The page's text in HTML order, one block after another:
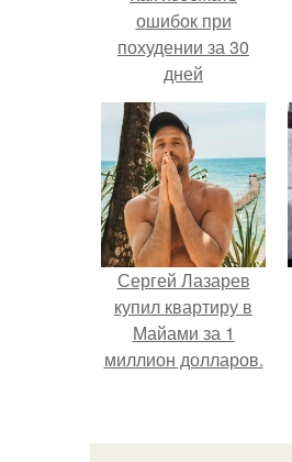
ошибок при
похудении за 30
дней
Сергей Лазарев
купил квартиру в
Майами за 1
миллион долларов.